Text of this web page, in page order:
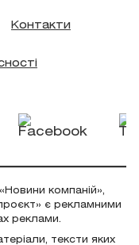
Контакти
компаній»,
є рекламними
реклами.
тексти яких